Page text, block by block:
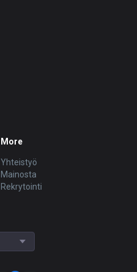
More
Yhteistyö
Mainosta
Rekrytointi